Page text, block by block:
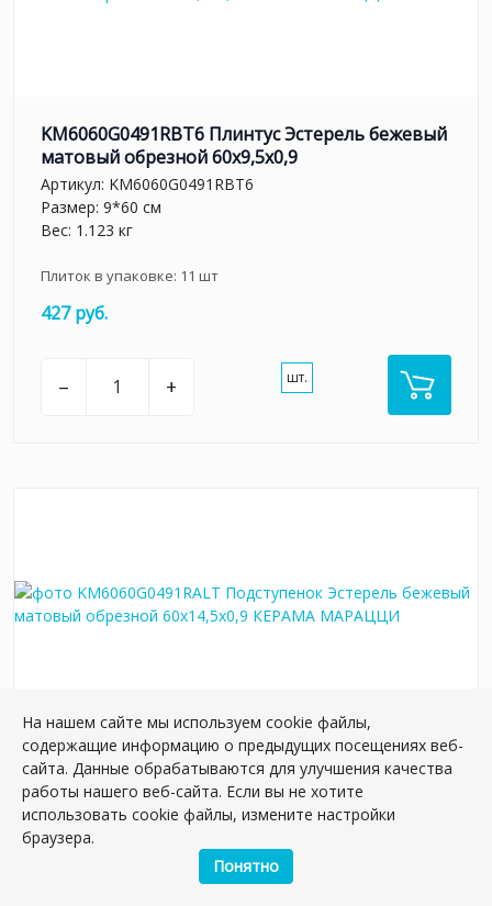
KM6060G0491RBT6 Плинтус Эстерель бежевый
матовый обрезной 60x9,5x0,9
Артикул: KM6060G0491RBT6
Размер: 9*60 см
Вес: 1.123 кг
Плиток в упаковке: 11 шт
427 руб.
– + шт.
KM6060G0491RALT Подступенок Эстерель
бежевый матовый обрезной 60x14,5x0,9
Артикул:KM6060G0491RALT
Размер: 14*60 см
Вес: 1.736 кг
На нашем сайте мы используем cookie файлы,
содержащие информацию о предыдущих посещениях веб-
сайта. Данные обрабатываются для улучшения качества
работы нашего веб-сайта. Если вы не хотите
использовать cookie файлы, измените настройки
браузера.
Понятно